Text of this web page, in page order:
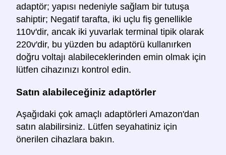
adaptör; yapısı nedeniyle sağlam bir tutuşa
sahiptir; Negatif tarafta, iki uçlu fiş genellikle
110v'dir, ancak iki yuvarlak terminal tipik olarak
220v'dir, bu yüzden bu adaptörü kullanırken
doğru voltajı alabileceklerinden emin olmak için
lütfen cihazınızı kontrol edin.
Satın alabileceğiniz adaptörler
Aşağıdaki çok amaçlı adaptörleri Amazon'dan
satın alabilirsiniz. Lütfen seyahatiniz için
önerilen cihazlara bakın.